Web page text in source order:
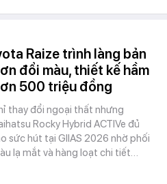
Raize trình làng bản
đổi màu, thiết kế hầm
500 triệu đồng
thay đổi ngoại thất nhưng
Rocky Hybrid ACTIVe đủ
sức hút tại GIIAS 2026 nhờ phối
lạ mắt và hàng loạt chi tiết…